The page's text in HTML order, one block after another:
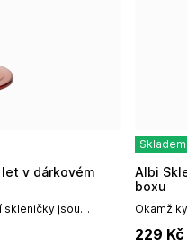
skleničky jsou
víno z...
Skladem
Albi Sklenka na víno - 70 let v dárkovém
boxu
229 Kč